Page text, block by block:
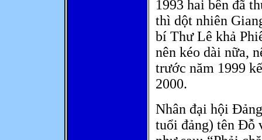
1993 hai bên đã
thì dột nhiên
bí Thư Lê khả
nên kéo dài nữa,
trước năm 1999
2000.
Nhân đại hội
tuổi đảng) tên Đỗ